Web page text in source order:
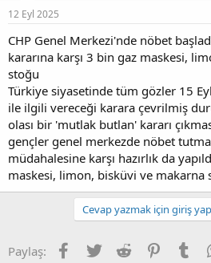
u
b
a
l
a
t
a
n
ç
a
i
h
i
12 Eyl 2025
CHP Genel Merkezi'nde nöbet
kararına karşı 3 bin gaz maskesi,
stoğu
Türkiye siyasetinde tüm gözler 15
ile ilgili vereceği karara çevrilmiş
olası bir 'mutlak butlan' kararı
gençler genel merkezde nöbet
müdahalesine karşı hazırlık da
maskesi, limon, bisküvi ve makarna
Cevap yazmak için giriş
Paylaş: Facebook
Twitter Reddit